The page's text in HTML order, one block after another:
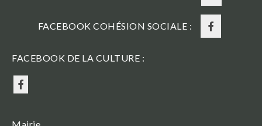
FACEBOOK COHÉSION SOCIALE :
FACEBOOK DE LA CULTURE :